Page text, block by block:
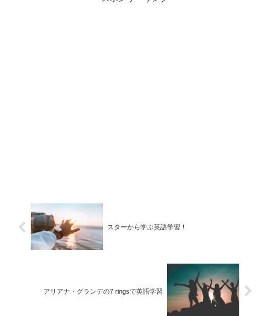
スターから学ぶ英語学習！
アリアナ・グランデの7 ringsで英語学習